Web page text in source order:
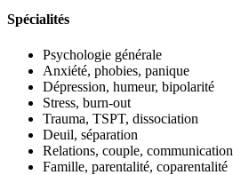
Spécialités
Psychologie générale
Anxiété, phobies, panique
Dépression, humeur, bipolarité
Stress, burn-out
Trauma, TSPT, dissociation
Deuil, séparation
Relations, couple, communication
Famille, parentalité, coparentalité